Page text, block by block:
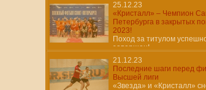
25.12.23
«Кристалл» – Чемпион
Петербурга в закрытых
2023!
Поход за титулом
завершен!
21.12.23
Последние шаги перед
Высшей лиги
«Звезда» и «Кристалл»